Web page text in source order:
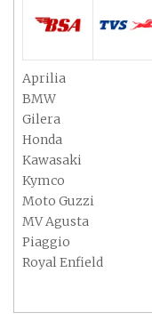
Aprilia
BMW
Gilera
Honda
Kawasaki
Kymco
Moto Guzzi
MV Agusta
Piaggio
Royal Enfield